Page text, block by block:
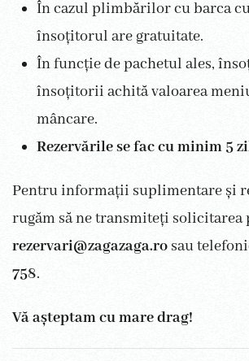
În cazul plimbărilor cu barca
însoțitorul are gratuitate.
În funcție de pachetul ales,
însoțitorii achită valoarea
mâncare.
Rezervările se fac cu minim 5
Pentru informații suplimentare și
rugăm să ne transmiteți solicitarea
rezervari@zagazaga.ro sau
758.
Vă așteptam cu mare drag!